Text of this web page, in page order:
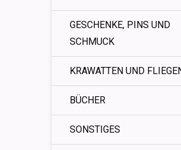
GESCHENKE, PINS UND
SCHMUCK
KRAWATTEN UND
BÜCHER
SONSTIGES